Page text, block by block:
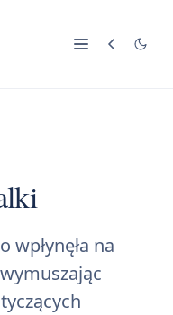
wpłynęła na